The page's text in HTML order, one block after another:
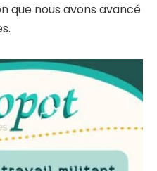
que nous avons avancé